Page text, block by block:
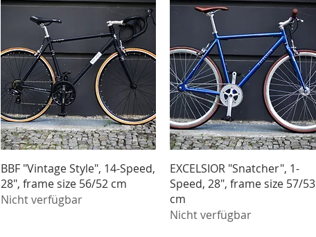
Schnellansicht
BBF "Vintage Style", 14-Speed,
28", frame size 56/52 cm
Nicht verfügbar
Schnellansicht
EXCELSIOR "Snatcher", 1-
Speed, 28", frame size 57/53
cm
Nicht verfügbar